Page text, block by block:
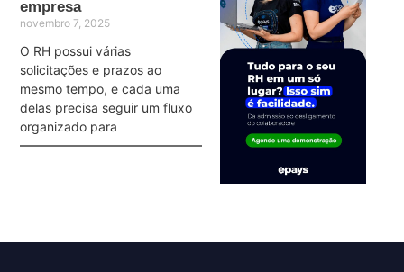
empresa
novembro 7, 2025
O RH possui várias
solicitações e prazos ao
mesmo tempo, e cada uma
delas precisa seguir um fluxo
organizado para